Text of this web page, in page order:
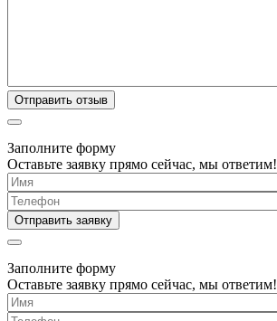
Заполните форму
Оставьте заявку прямо сейчас, мы ответим!
Заполните форму
Оставьте заявку прямо сейчас, мы ответим!